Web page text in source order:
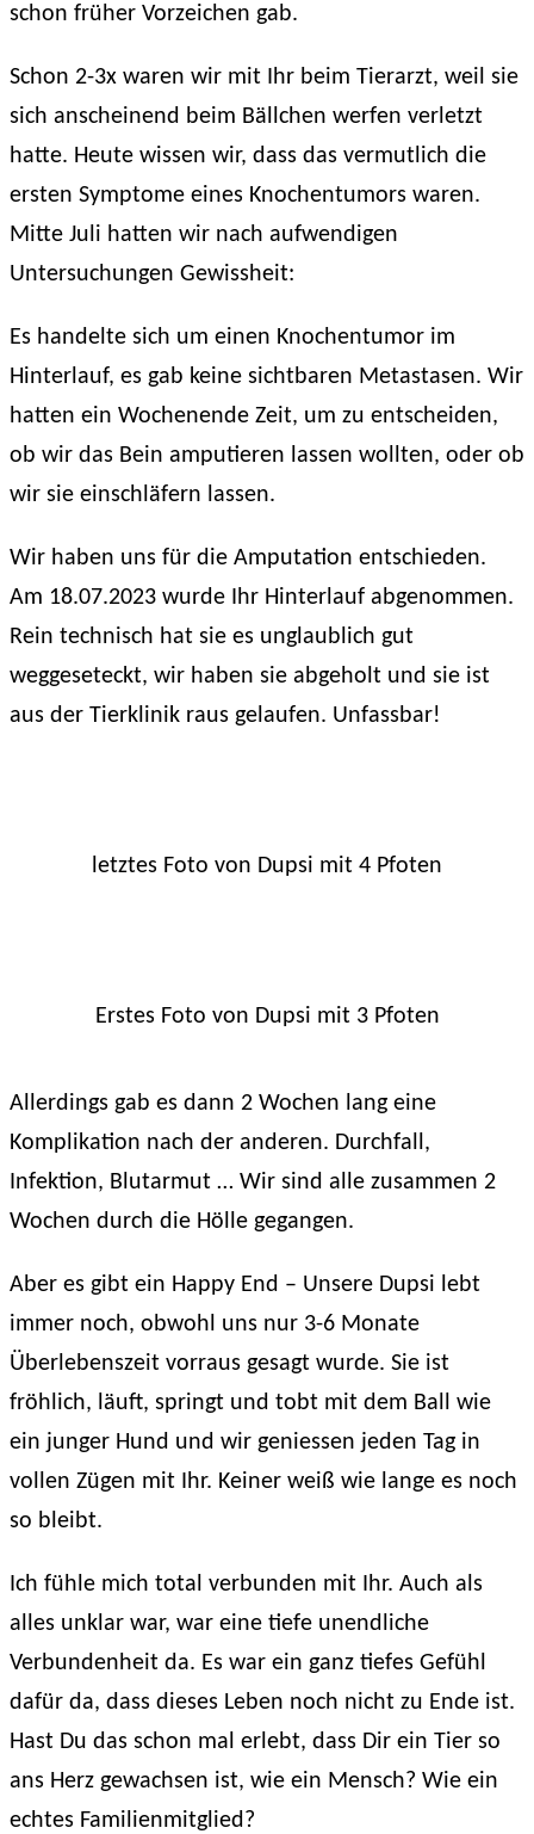
schon früher Vorzeichen gab.
Schon 2-3x waren wir mit Ihr beim Tierarzt, weil sie
sich anscheinend beim Bällchen werfen verletzt
hatte. Heute wissen wir, dass das vermutlich die
ersten Symptome eines Knochentumors waren.
Mitte Juli hatten wir nach aufwendigen
Untersuchungen Gewissheit:
Es handelte sich um einen Knochentumor im
Hinterlauf, es gab keine sichtbaren Metastasen. Wir
hatten ein Wochenende Zeit, um zu entscheiden,
ob wir das Bein amputieren lassen wollten, oder ob
wir sie einschläfern lassen.
Wir haben uns für die Amputation entschieden.
Am 18.07.2023 wurde Ihr Hinterlauf abgenommen.
Rein technisch hat sie es unglaublich gut
weggeseteckt, wir haben sie abgeholt und sie ist
aus der Tierklinik raus gelaufen. Unfassbar!
letztes Foto von Dupsi mit 4 Pfoten
Erstes Foto von Dupsi mit 3 Pfoten
Allerdings gab es dann 2 Wochen lang eine
Komplikation nach der anderen. Durchfall,
Infektion, Blutarmut … Wir sind alle zusammen 2
Wochen durch die Hölle gegangen.
Aber es gibt ein Happy End – Unsere Dupsi lebt
immer noch, obwohl uns nur 3-6 Monate
Überlebenszeit vorraus gesagt wurde. Sie ist
fröhlich, läuft, springt und tobt mit dem Ball wie
ein junger Hund und wir geniessen jeden Tag in
vollen Zügen mit Ihr. Keiner weiß wie lange es noch
so bleibt.
Ich fühle mich total verbunden mit Ihr. Auch als
alles unklar war, war eine tiefe unendliche
Verbundenheit da. Es war ein ganz tiefes Gefühl
dafür da, dass dieses Leben noch nicht zu Ende ist.
Hast Du das schon mal erlebt, dass Dir ein Tier so
ans Herz gewachsen ist, wie ein Mensch? Wie ein
echtes Familienmitglied?